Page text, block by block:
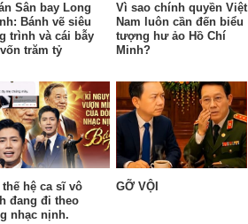
Sân bay Long
Bánh vẽ siêu
trình và cái bẫy
trăm tỷ
Vì sao chính quyền Việt
Nam luôn cần đến biểu
tượng hư ảo Hồ Chí
Minh?
thế hệ ca sĩ vô
đang đi theo
nhạc nịnh.
GỠ VỘI